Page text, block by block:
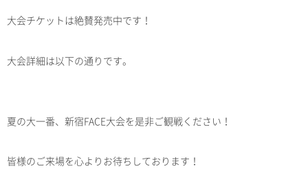
大会チケットは絶賛発売中です！
大会詳細は以下の通りです。
夏の大一番、新宿FACE大会を是非ご観戦ください！
皆様のご来場を心よりお待ちしております！